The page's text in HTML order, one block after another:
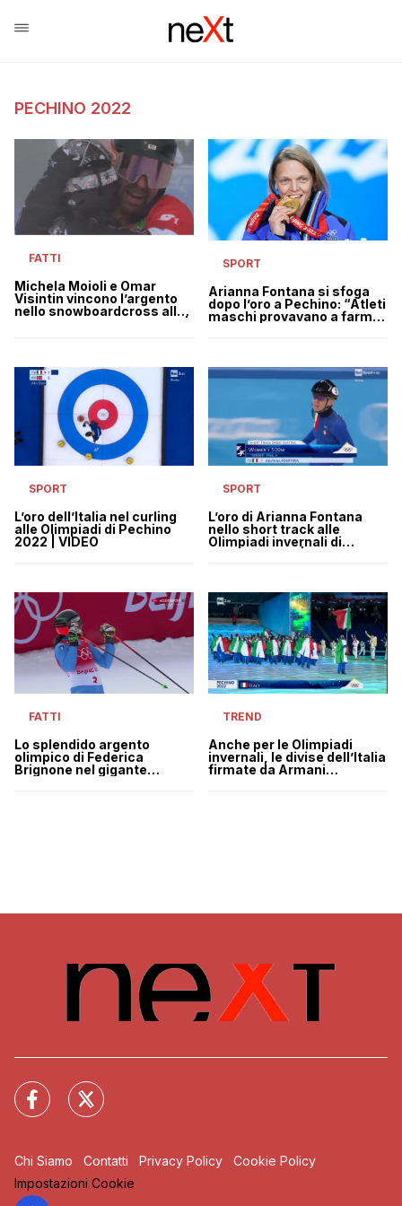
PECHINO 2022
FATTI
Michela Moioli e Omar
Visintin vincono l’argento
nello snowboardcross alle
SPORT
Arianna Fontana si sfoga
dopo l’oro a Pechino: “Atleti
maschi provavano a farmi
SPORT
L’oro dell’Italia nel curling
alle Olimpiadi di Pechino
2022 | VIDEO
SPORT
L’oro di Arianna Fontana
nello short track alle
Olimpiadi invernali di
FATTI
Lo splendido argento
olimpico di Federica
Brignone nel gigante
TREND
Anche per le Olimpiadi
invernali, le divise dell’Italia
firmate da Armani
Chi Siamo Contatti Privacy Policy
Cookie Policy
Impostazioni Cookie